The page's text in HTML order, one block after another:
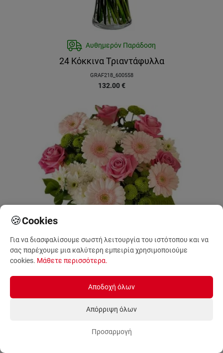
Αυθημερόν Παράδοση
24 Κόκκινα Τριαντάφυλλα
GRAF218_600558
132.00 €
Αυθημερόν Παράδοση
Νότες ομορφιάς
GRAF888104
🍪Cookies
Για να διασφαλίσουμε σωστή λειτουργία του ιστότοπου και να
σας παρέχουμε μια καλύτερη εμπειρία χρησιμοποιούμε
cookies. Μάθετε περισσότερα.
Αποδοχή όλων
Απόρριψη όλων
Προσαρμογή